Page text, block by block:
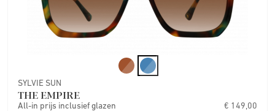
SYLVIE SUN
THE EMPIRE
All-in prijs inclusief glazen € 149,00